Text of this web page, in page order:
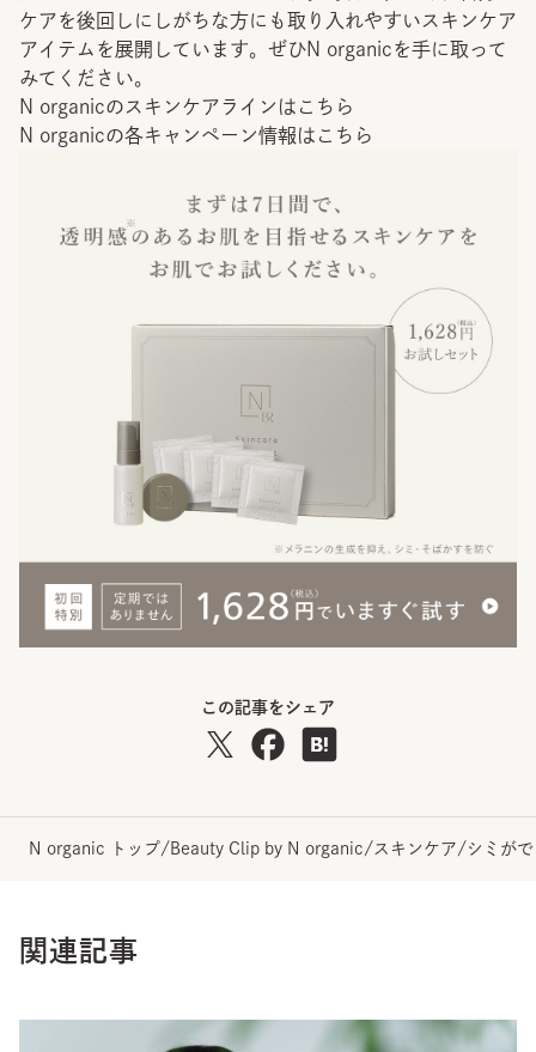
ケアを後回しにしがちな方にも取り入れやすいスキンケア
アイテムを展開しています。ぜひN organicを手に取って
みてください。
N organicのスキンケアラインはこちら
N organicの各キャンペーン情報はこちら
この記事をシェア
N organic トップ/ Beauty Clip by N organic / スキンケア / シミが
関連記事